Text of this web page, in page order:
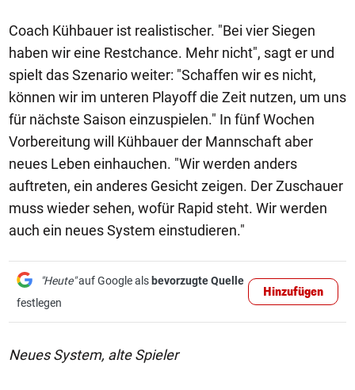
Coach Kühbauer ist realistischer. "Bei vier Siegen
haben wir eine Restchance. Mehr nicht", sagt er und
spielt das Szenario weiter: "Schaffen wir es nicht,
können wir im unteren Playoff die Zeit nutzen, um uns
für nächste Saison einzuspielen." In fünf Wochen
Vorbereitung will Kühbauer der Mannschaft aber
neues Leben einhauchen. "Wir werden anders
auftreten, ein anderes Gesicht zeigen. Der Zuschauer
muss wieder sehen, wofür Rapid steht. Wir werden
auch ein neues System einstudieren."
"Heute"auf Google als bevorzugte Quelle
festlegen
Hinzufügen
Neues System, alte Spieler